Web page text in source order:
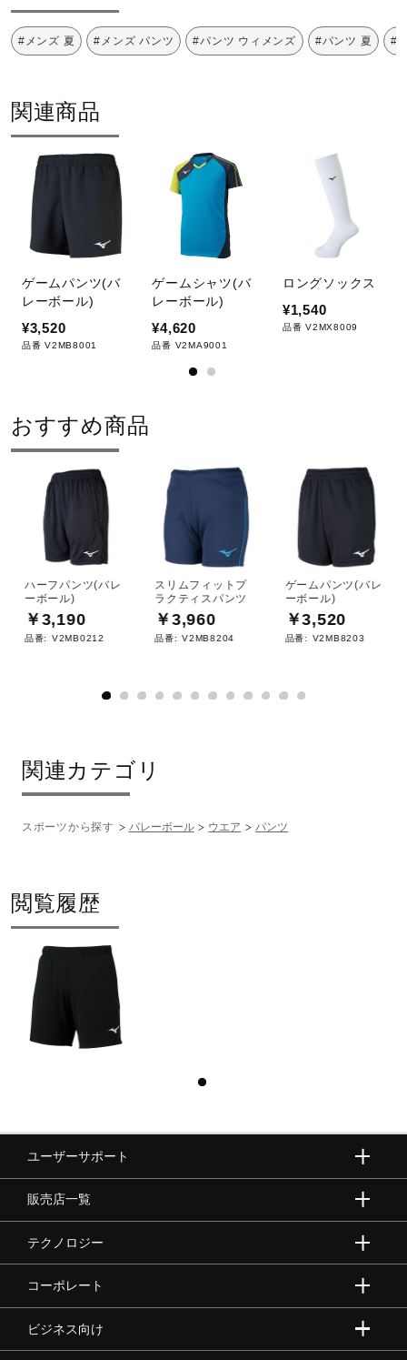
セール
取扱店一覧
2020年春夏
#メンズ 夏 #メンズ パンツ #パンツ ウィメンズ #パンツ 夏 #
関連商品
ゲームパンツ(バ
レーボール)
¥3,520
品番 V2MB8001
ゲームシャツ(バ
レーボール)
¥4,620
品番 V2MA9001
ロングソックス
¥1,540
品番 V2MX8009
おすすめ商品
ハーフパンツ(バレ
ーボール)
￥3,190
品番: V2MB0212
スリムフィットプ
ラクティスパンツ
￥3,960
品番: V2MB8204
ゲームパンツ(バレ
ーボール)
￥3,520
品番: V2MB8203
関連カテゴリ
スポーツから探す バレーボール ウエア パンツ
閲覧履歴
ユーザーサポート
販売店一覧
テクノロジー
コーポレート
ビジネス向け